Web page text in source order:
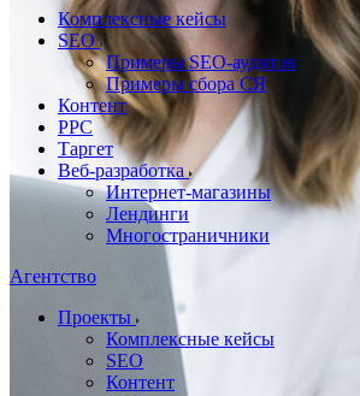
Комплексные кейсы
SEO
Примеры SEO-аудитов
Примеры сбора СЯ
Контент
PPC
Таргет
Веб-разработка
Интернет-магазины
Лендинги
Многостраничники
Агентство
Проекты
Комплексные кейсы
SEO
Контент